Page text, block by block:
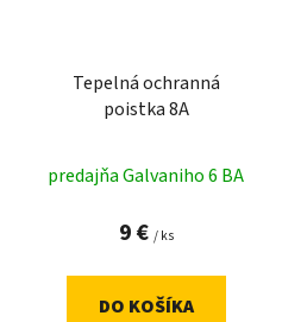
Tepelná ochranná
poistka 8A
predajňa Galvaniho 6 BA
9 € / ks
DO KOŠÍKA